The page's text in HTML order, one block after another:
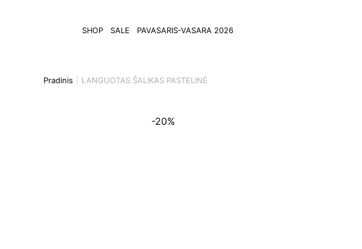
SHOP SALE PAVASARIS-VASARA 2026
Pradinis LANGUOTAS ŠALIKAS PASTELINĖ
-20%